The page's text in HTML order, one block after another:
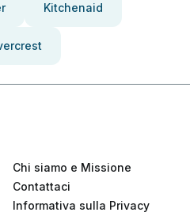
Kitchenaid
Chi siamo e Missione
Contattaci
Informativa sulla Privacy